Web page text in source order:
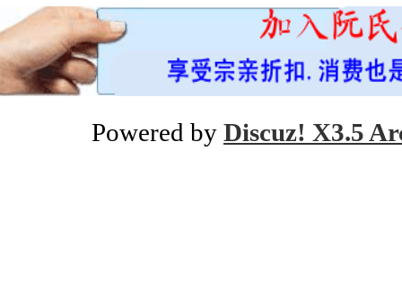
Powered by Discuz! X3.5